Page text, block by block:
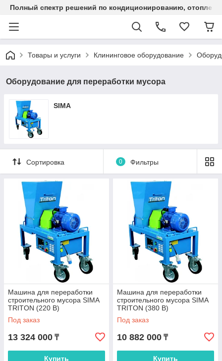
Полный спектр решений по кондиционированию,
Товары и услуги Клининговое оборудование
Оборудование для переработки мусора
SIMA
Сортировка 0 Фильтры
Машина для переработки
строительного мусора SIMA
TRITON (220 В)
Под заказ
13 324 000 ₸
Купить
Машина для переработки
строительного мусора SIMA
TRITON (380 В)
Под заказ
10 882 000 ₸
Купить